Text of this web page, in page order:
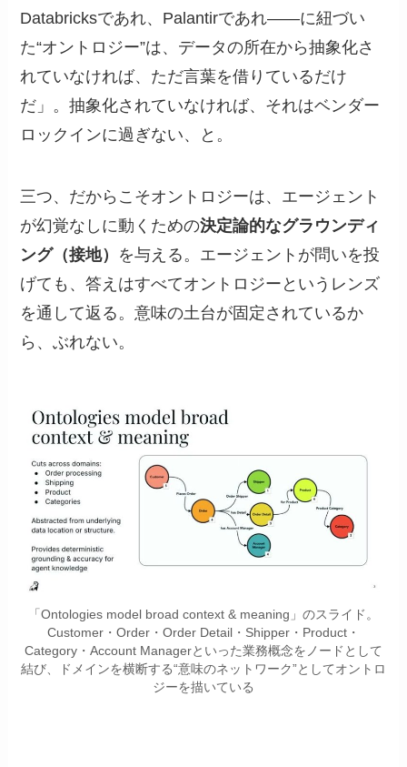
Databricksであれ、Palantirであれ——に紐づい
た“オントロジー”は、データの所在から抽象化さ
れていなければ、ただ言葉を借りているだけ
だ」。抽象化されていなければ、それはベンダー
ロックインに過ぎない、と。
三つ、だからこそオントロジーは、エージェント
が幻覚なしに動くための決定論的なグラウンディ
ング（接地） を与える。エージェントが問いを投
げても、答えはすべてオントロジーというレンズ
を通して返る。意味の土台が固定されているか
ら、ぶれない。
「Ontologies model broad context & meaning」のスライド。
Customer・Order・Order Detail・Shipper・Product・
Category・Account Managerといった業務概念をノードとして
結び、ドメインを横断する“意味のネットワーク”としてオントロ
ジーを描いている